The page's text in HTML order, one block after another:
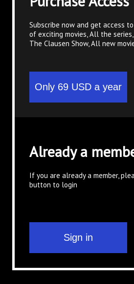
Subscribe now and get access
of exciting movies, All the
The Clausen Show, All new
Already a
If you are already a member,
button to login